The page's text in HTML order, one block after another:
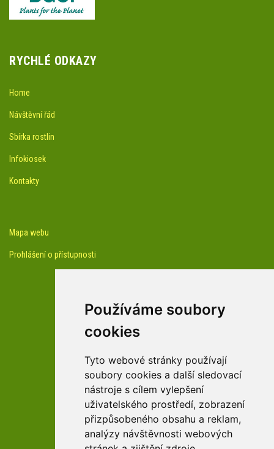
Používáme soubory
cookies
Tyto webové stránky používají
soubory cookies a další sledovací
nástroje s cílem vylepšení
uživatelského prostředí, zobrazení
přizpůsobeného obsahu a reklam,
analýzy návštěvnosti webových
RYCHLÉ ODKAZY
Home
Návštěvní řád
Sbírka rostlin
Infokiosek
Kontakty
Mapa webu
Prohlášení o přístupnosti
Youtube kanál arboreta